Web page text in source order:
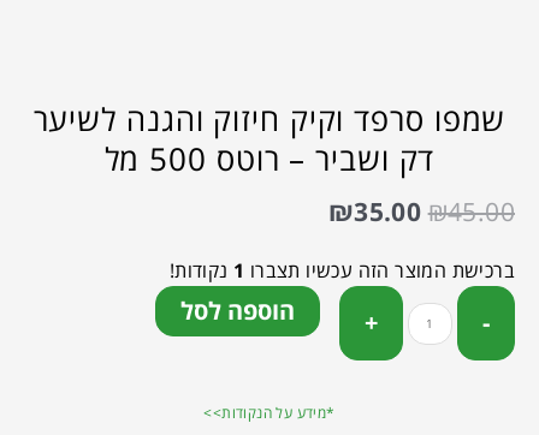
שמפו סרפד וקיק חיזוק והגנה לשיער
דק ושביר – רוטס 500 מל
₪45.00
₪35.00
ברכישת המוצר הזה עכשיו תצברו 1 נקודות!
הוספה לסל
*מידע על הנקודות>>